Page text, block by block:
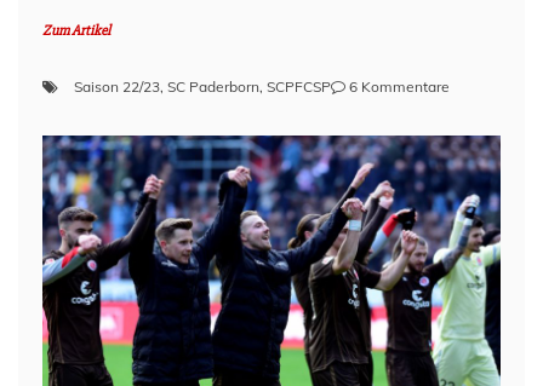
Zum Artikel
Saison 22/23, SC Paderborn, SCPFCSP 6 Kommentare
Paderborn
–
FC
St.
Pauli
1:2
–
Abgezockt,
nur
nicht
im